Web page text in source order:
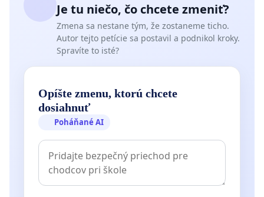
Je tu niečo, čo chcete zmeniť?
Zmena sa nestane tým, že zostaneme ticho.
Autor tejto petície sa postavil a podnikol kroky.
Spravíte to isté?
Opíšte zmenu, ktorú chcete
dosiahnuť
Poháňané AI